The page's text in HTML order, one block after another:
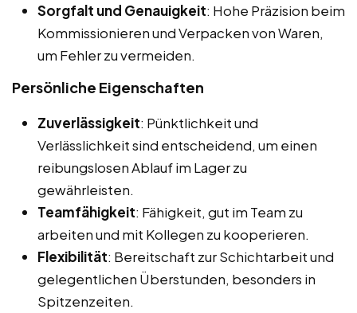
Sorgfalt und Genauigkeit: Hohe Präzision beim
Kommissionieren und Verpacken von Waren,
um Fehler zu vermeiden.
Persönliche Eigenschaften
Zuverlässigkeit: Pünktlichkeit und
Verlässlichkeit sind entscheidend, um einen
reibungslosen Ablauf im Lager zu
gewährleisten.
Teamfähigkeit: Fähigkeit, gut im Team zu
arbeiten und mit Kollegen zu kooperieren.
Flexibilität: Bereitschaft zur Schichtarbeit und
gelegentlichen Überstunden, besonders in
Spitzenzeiten.